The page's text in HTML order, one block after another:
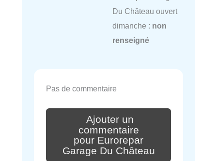
Du Château ouvert
dimanche : non
renseigné
Pas de commentaire
Ajouter un
commentaire
pour Eurorepar
Garage Du Château